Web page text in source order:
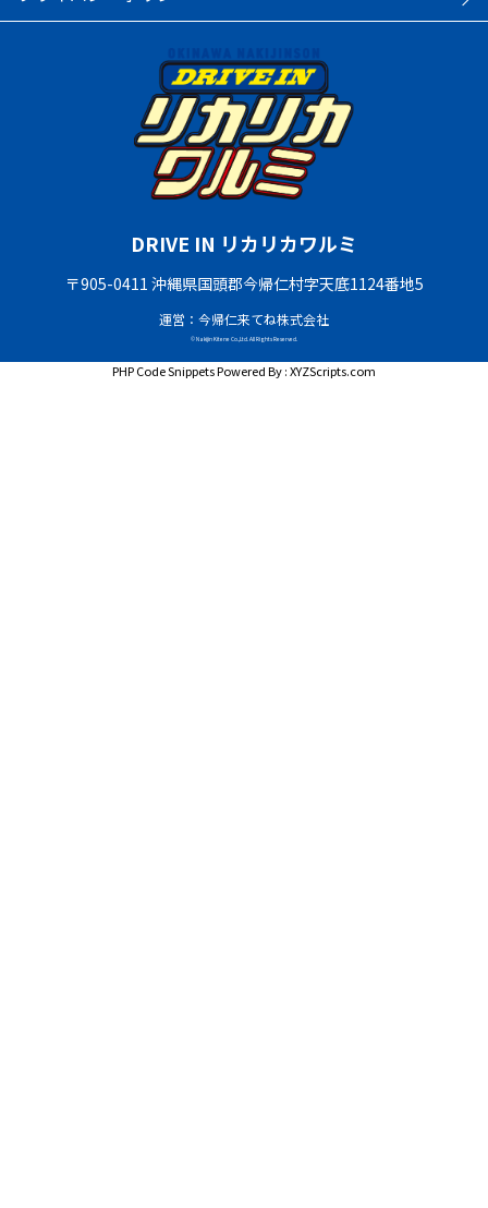
DRIVE IN リカリカワルミ
〒905-0411 沖縄県国頭郡今帰仁村字天底1124番地5
運営：今帰仁来てね株式会社
© Nakijin Kitene Co.,Ltd. All Rights Reserved.
PHP Code SnippetsPowered By :XYZScripts.com